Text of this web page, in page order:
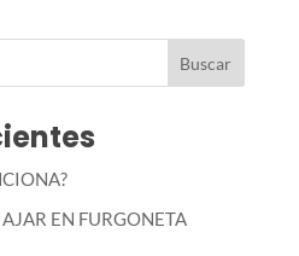
p
r
EN FURGONETA